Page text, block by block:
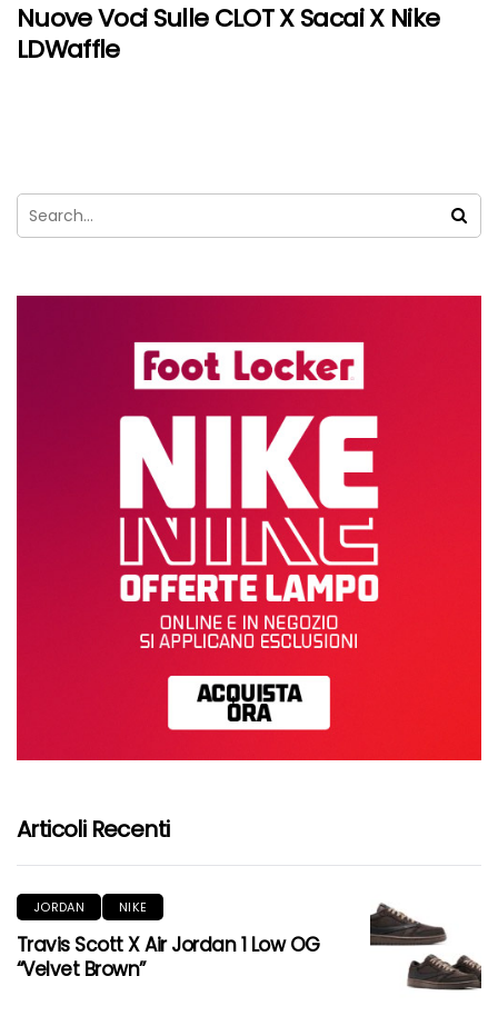
Nuove Voci Sulle CLOT X Sacai X Nike
LDWaffle
Articoli Recenti
JORDAN NIKE
Travis Scott X Air Jordan 1 Low OG
“Velvet Brown”